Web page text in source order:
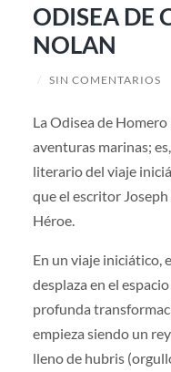
ODISEA DE
NOLAN
/ SIN COMENTARIOS
La Odisea de
aventuras marinas;
literario del viaje
que el escritor
Héroe.
En un viaje iniciático,
desplaza en el
profunda
empieza siendo un
lleno de hubris